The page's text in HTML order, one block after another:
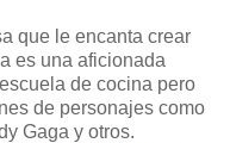
que le encanta crear
es una aficionada
de cocina pero
de personajes como
Gaga y otros.